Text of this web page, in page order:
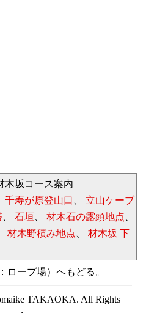
木坂コース案内
千寿が原登山口
立山ケーブ
石垣 材木石の露頭地点
材木野積み地点
材木坂 下
ロープ場）へもどる。
TAKAOKA. All Rights